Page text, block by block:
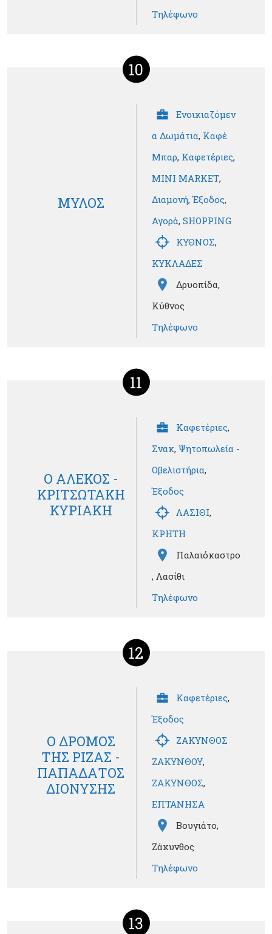
Τηλέφωνο
10
ΜΥΛΟΣ
Ενοικιαζόμεν
α Δωμάτια, Καφέ
Μπαρ, Καφετέριες,
MINI MARKET,
Διαμονή,Έξοδος,
Αγορά, SHOPPING
ΚΥΘΝΟΣ,
ΚΥΚΛΑΔΕΣ
Δρυοπίδα,
Κύθνος
Τηλέφωνο
11
Ο ΑΛΕΚΟΣ -
ΚΡΙΤΣΩΤΑΚΗ
ΚΥΡΙΑΚΗ
Καφετέριες,
Σνακ, Ψητοπωλεία -
Οβελιστήρια,
Έξοδος
ΛΑΣΙΘΙ,
ΚΡΗΤΗ
Παλαιόκαστρο
, Λασίθι
Τηλέφωνο
12
Ο ΔΡΟΜΟΣ
ΤΗΣ ΡΙΖΑΣ -
ΠΑΠΑΔΑΤΟΣ
ΔΙΟΝΥΣΗΣ
Καφετέριες,
Έξοδος
ΖΑΚΥΝΘΟΣ
ΖΑΚΥΝΘΟΥ,
ΖΑΚΥΝΘΟΣ,
ΕΠΤΑΝΗΣΑ
Βουγιάτο,
Ζάκυνθος
Τηλέφωνο
13